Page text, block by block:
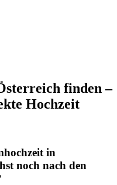
finden –
Hochzeit
in
noch nach den